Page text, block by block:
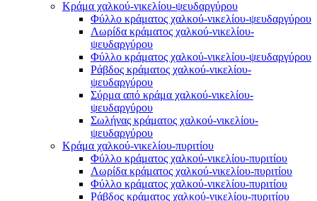
Κράμα χαλκού-νικελίου-ψευδαργύρου
Φύλλο κράματος χαλκού-νικελίου-ψευδαργύρου
Λωρίδα κράματος χαλκού-νικελίου-
ψευδαργύρου
Φύλλο κράματος χαλκού-νικελίου-ψευδαργύρου
Ράβδος κράματος χαλκού-νικελίου-
ψευδαργύρου
Σύρμα από κράμα χαλκού-νικελίου-
ψευδαργύρου
Σωλήνας κράματος χαλκού-νικελίου-
ψευδαργύρου
Κράμα χαλκού-νικελίου-πυριτίου
Φύλλο κράματος χαλκού-νικελίου-πυριτίου
Λωρίδα κράματος χαλκού-νικελίου-πυριτίου
Φύλλο κράματος χαλκού-νικελίου-πυριτίου
Ράβδος κράματος χαλκού-νικελίου-πυριτίου